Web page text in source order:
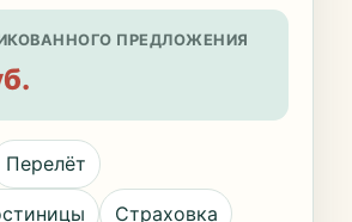
ПРЕДЛОЖЕНИЯ
Перелёт
Страховка